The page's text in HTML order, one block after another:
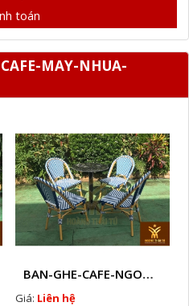
toán
MAY-NHUA-
BAN-GHE-CAFE-NGOAI-TROI-J1
Giá: Liên hệ